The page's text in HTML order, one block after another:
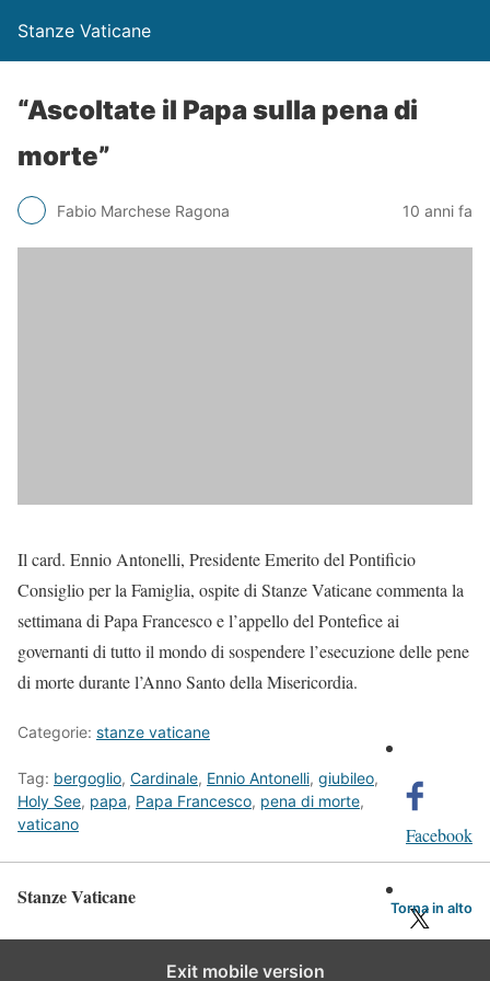
Stanze Vaticane
“Ascoltate il Papa sulla pena di
morte”
Fabio Marchese Ragona 10 anni fa
Il card. Ennio Antonelli, Presidente Emerito del Pontificio
Consiglio per la Famiglia, ospite di Stanze Vaticane commenta la
settimana di Papa Francesco e l’appello del Pontefice ai
governanti di tutto il mondo di sospendere l’esecuzione delle pene
di morte durante l’Anno Santo della Misericordia.
Facebook
Categorie: stanze vaticane
Tag: bergoglio, Cardinale, Ennio Antonelli, giubileo,
Holy See, papa, Papa Francesco, pena di morte,
vaticano
Stanze Vaticane Torna in alto
Exit mobile version